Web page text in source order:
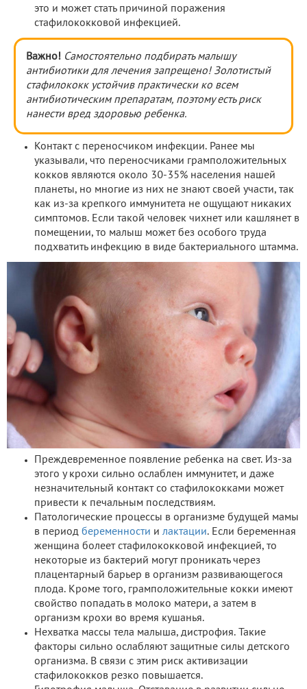
это и может стать причиной поражения
стафилококковой инфекцией.
Важно! Самостоятельно подбирать малышу
антибиотики для лечения запрещено! Золотистый
стафилококк устойчив практически ко всем
антибиотическим препаратам, поэтому есть риск
нанести вред здоровью ребенка.
Контакт с переносчиком инфекции. Ранее мы
указывали, что переносчиками грамположительных
кокков являются около 30-35% населения нашей
планеты, но многие из них не знают своей участи, так
как из-за крепкого иммунитета не ощущают никаких
симптомов. Если такой человек чихнет или кашлянет в
помещении, то малыш может без особого труда
подхватить инфекцию в виде бактериального штамма.
Преждевременное появление ребенка на свет. Из-за
этого у крохи сильно ослаблен иммунитет, и даже
незначительный контакт со стафилококками может
привести к печальным последствиям.
Патологические процессы в организме будущей мамы
в период беременности и лактации. Если беременная
женщина болеет стафилококковой инфекцией, то
некоторые из бактерий могут проникать через
плацентарный барьер в организм развивающегося
плода. Кроме того, грамположительные кокки имеют
свойство попадать в молоко матери, а затем в
организм крохи во время кушанья.
Нехватка массы тела малыша, дистрофия. Такие
факторы сильно ослабляют защитные силы детского
организма. В связи с этим риск активизации
стафилококков резко повышается.